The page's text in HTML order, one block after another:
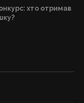
хто отримав